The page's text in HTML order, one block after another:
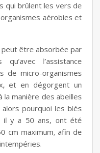
qui brûlent les vers de
aérobies et
peut être absorbée par
l’assistance
de micro-organismes
et en dégorgent un
la manière des abeilles
alors pourquoi les blés
il y a 50 ans, ont été
cm maximum, afin de